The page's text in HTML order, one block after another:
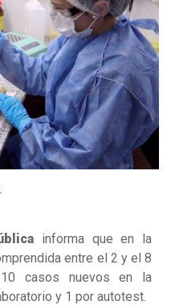
informa que en la
entre el 2 y el 8
casos nuevos en la
y 1 por autotest.